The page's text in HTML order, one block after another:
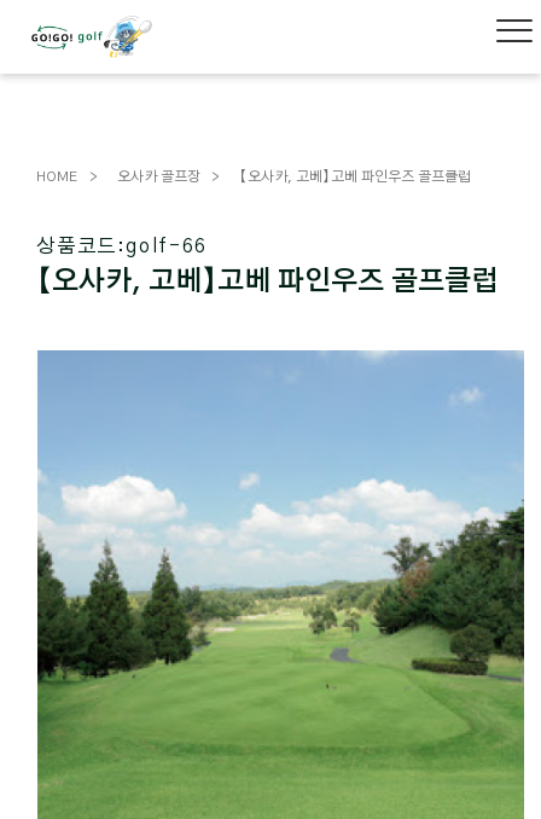
HOME 오사카 골프장 【오사카, 고베】고베 파인우즈 골프클럽
상품코드:golf-66
【오사카, 고베】고베 파인우즈 골프클럽